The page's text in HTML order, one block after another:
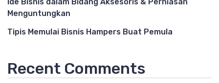
Ide Bisnis dalam Bidang Aksesoris & Perhiasan
Menguntungkan
Tipis Memulai Bisnis Hampers Buat Pemula
Recent Comments